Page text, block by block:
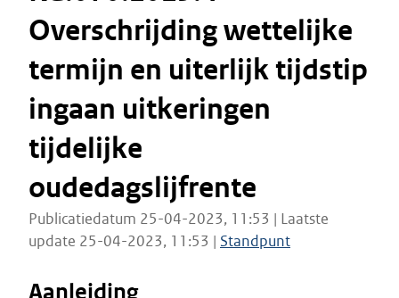
Overschrijding wettelijke
termijn en uiterlijk tijdstip
ingaan uitkeringen
tijdelijke
oudedagslijfrente
Publicatiedatum 25-04-2023, 11:53 | Laatste
update 25-04-2023, 11:53 | Standpunt